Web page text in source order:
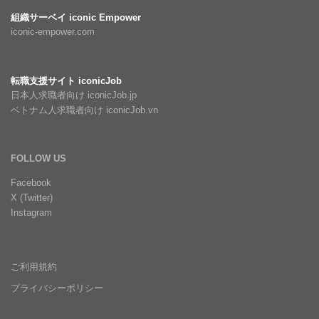
組織サーベイ iconic Empower
iconic-empower.com
転職支援サイト iconicJob
日本人求職者向け iconicJob.jp
ベトナム人求職者向け iconicJob.vn
FOLLOW US
Facebook
X (Twitter)
Instagram
ご利用規約
プライバシーポリシー